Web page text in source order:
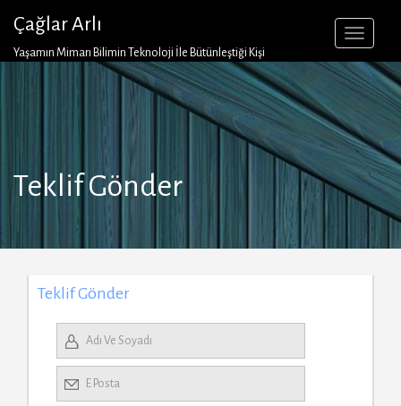
content
Çağlar Arlı
Yaşamın Mimarı Bilimin Teknoloji İle Bütünleştiği Kişi
Teklif Gönder
Teklif Gönder